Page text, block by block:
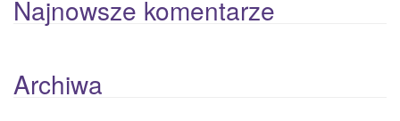
Najnowsze komentarze
Archiwa